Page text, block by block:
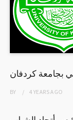
بجامعة كردفان
BY 4 YEARSAGO